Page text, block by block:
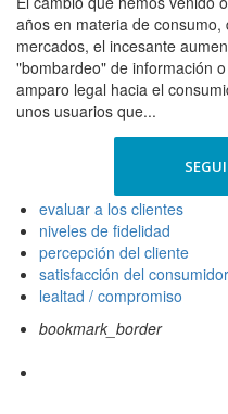
años en materia de
mercados, el incesante
"bombardeo" de información
amparo legal hacia el
unos usuarios que...
evaluar a los clientes
niveles de fidelidad
percepción del cliente
satisfacción del consumidor
lealtad / compromiso
bookmark_border